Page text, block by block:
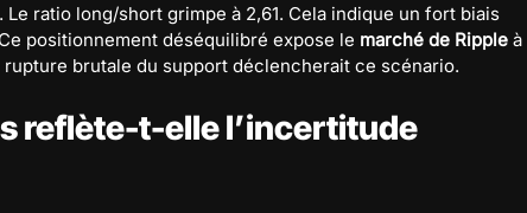
ratio long/short grimpe à 2,61. Cela indique un fort biais
positionnement déséquilibré expose le marché de Ripple à
brutale du support déclencherait ce scénario.
reflète-t-elle l’incertitude